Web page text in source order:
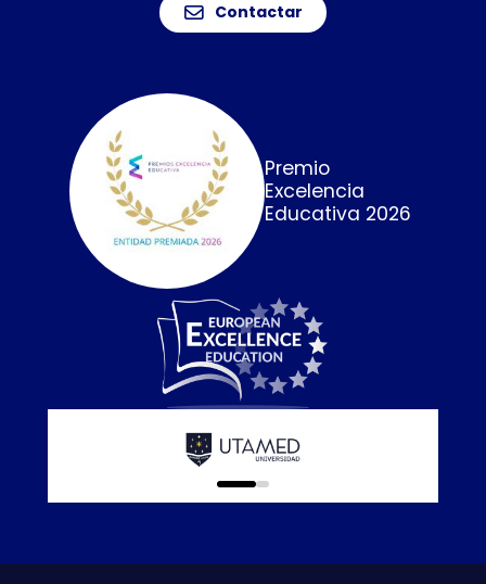
Contactar
Premio
Excelencia
Educativa 2026
0
1